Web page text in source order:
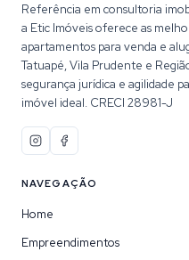
Referência em consultoria
a Etic Imóveis oferece as
apartamentos para venda e
Tatuapé, Vila Prudente e
segurança jurídica e agilidade
imóvel ideal. CRECI 28981-J
NAVEGAÇÃO
Home
Empreendimentos